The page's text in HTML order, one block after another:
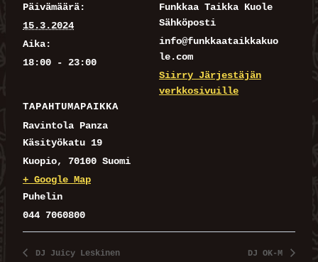
Päivämäärä:
15.3.2024
Aika:
18:00 - 23:00
TAPAHTUMAPAIKKA
Ravintola Panza
Käsityökatu 19
Kuopio, 70100 Suomi
+ Google Map
Puhelin
044 7060800
Funkkaa Taikka Kuole
Sähköposti
info@funkkaataikkakuo
le.com
Siirry Järjestäjän
verkkosivuille
DJ Juicy Leskinen DJ OK-M